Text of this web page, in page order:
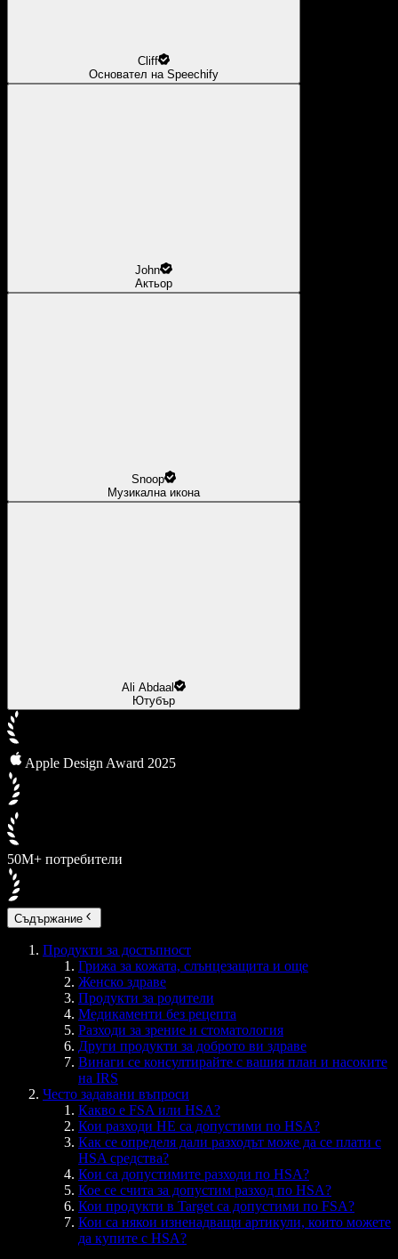
Cliff
Основател на Speechify
John
Актьор
Snoop
Музикална икона
Ali Abdaal
Ютубър
Apple Design Award 2025
50M+ потребители
Съдържание
Продукти за достъпност
Грижа за кожата, слънцезащита и още
Женско здраве
Продукти за родители
Медикаменти без рецепта
Разходи за зрение и стоматология
Други продукти за доброто ви здраве
Винаги се консултирайте с вашия план и насоките
на IRS
Често задавани въпроси
Какво е FSA или HSA?
Кои разходи НЕ са допустими по HSA?
Как се определя дали разходът може да се плати с
HSA средства?
Кои са допустимите разходи по HSA?
Кое се счита за допустим разход по HSA?
Кои продукти в Target са допустими по FSA?
Кои са някои изненадващи артикули, които можете
да купите с HSA?